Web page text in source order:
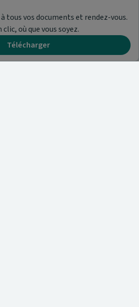
tous vos documents et rendez-vous.
où que vous soyez.
Télécharger